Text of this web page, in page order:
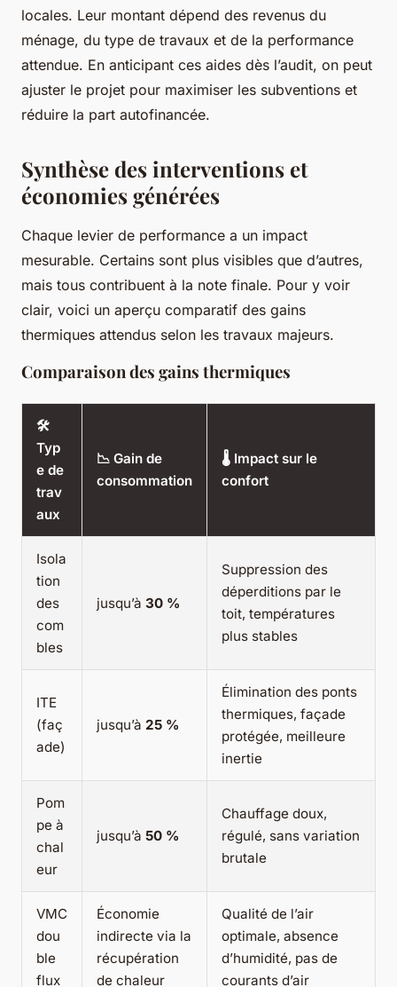
locales. Leur montant dépend des revenus du
ménage, du type de travaux et de la performance
attendue. En anticipant ces aides dès l’audit, on peut
ajuster le projet pour maximiser les subventions et
réduire la part autofinancée.
Synthèse des interventions et
économies générées
Chaque levier de performance a un impact
mesurable. Certains sont plus visibles que d’autres,
mais tous contribuent à la note finale. Pour y voir
clair, voici un aperçu comparatif des gains
thermiques attendus selon les travaux majeurs.
Comparaison des gains thermiques
🛠️
Typ
e de
trav
aux
📉 Gain de
consommation
🌡️ Impact sur le
confort
Isola
tion
des
com
bles
jusqu’à 30 %
Suppression des
déperditions par le
toit, températures
plus stables
ITE
(faç
ade)
jusqu’à 25 %
Élimination des ponts
thermiques, façade
protégée, meilleure
inertie
Pom
pe à
chal
eur
jusqu’à 50 %
Chauffage doux,
régulé, sans variation
brutale
VMC
dou
ble
flux
Économie
indirecte via la
récupération
de chaleur
Qualité de l’air
optimale, absence
d’humidité, pas de
courants d’air